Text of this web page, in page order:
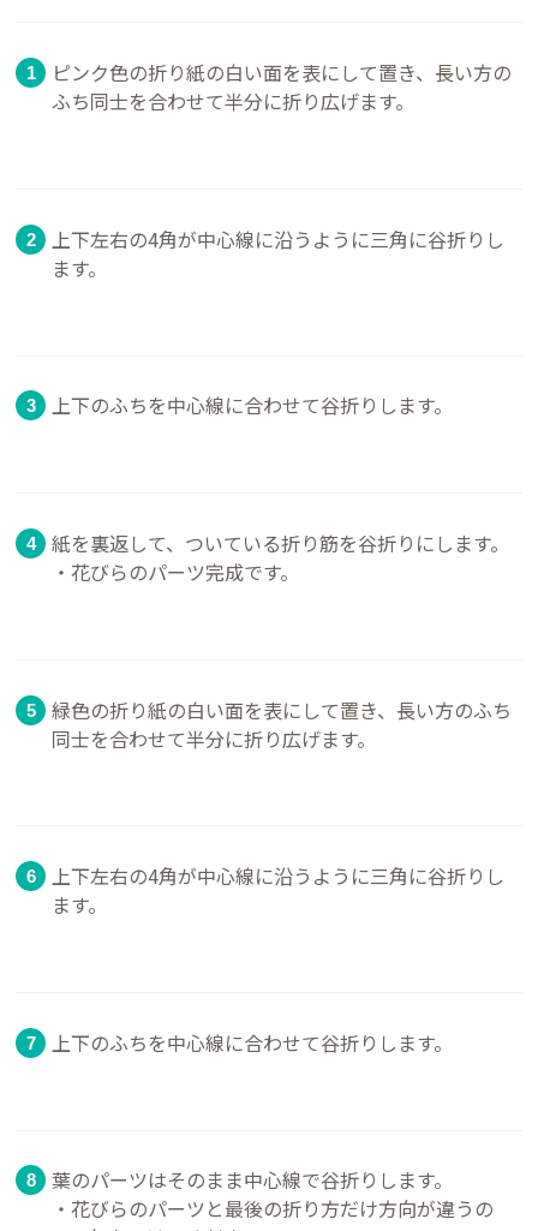
ピンク色の折り紙の白い面を表にして置き、長い方の
ふち同士を合わせて半分に折り広げます。
上下左右の4角が中心線に沿うように三角に谷折りし
ます。
上下のふちを中心線に合わせて谷折りします。
紙を裏返して、ついている折り筋を谷折りにします。
・花びらのパーツ完成です。
緑色の折り紙の白い面を表にして置き、長い方のふち
同士を合わせて半分に折り広げます。
上下左右の4角が中心線に沿うように三角に谷折りし
ます。
上下のふちを中心線に合わせて谷折りします。
葉のパーツはそのまま中心線で谷折りします。
・花びらのパーツと最後の折り方だけ方向が違うの